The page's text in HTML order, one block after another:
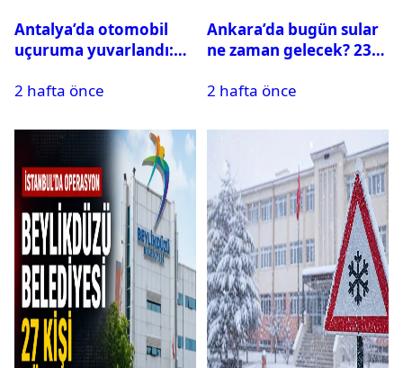
Antalya’da otomobil
uçuruma yuvarlandı:
var
2 hafta önce
Ankara’da bugün sular
ne zaman gelecek? 23
su kesintisi sorgulama
2 hafta önce